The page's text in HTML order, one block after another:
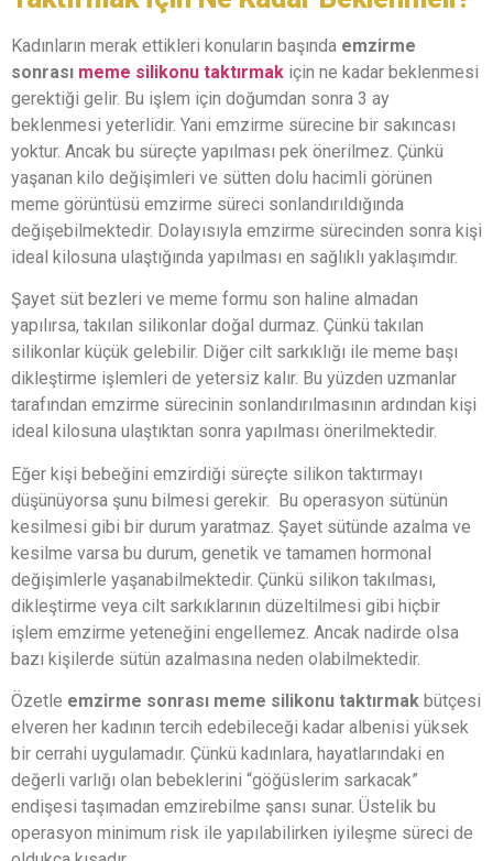
Kadınların merak ettikleri konuların başında emzirme
sonrası meme silikonu taktırmak için ne kadar beklenmesi
gerektiği gelir. Bu işlem için doğumdan sonra 3 ay
beklenmesi yeterlidir. Yani emzirme sürecine bir sakıncası
yoktur. Ancak bu süreçte yapılması pek önerilmez. Çünkü
yaşanan kilo değişimleri ve sütten dolu hacimli görünen
meme görüntüsü emzirme süreci sonlandırıldığında
değişebilmektedir. Dolayısıyla emzirme sürecinden sonra kişi
ideal kilosuna ulaştığında yapılması en sağlıklı yaklaşımdır.
Şayet süt bezleri ve meme formu son haline almadan
yapılırsa, takılan silikonlar doğal durmaz. Çünkü takılan
silikonlar küçük gelebilir. Diğer cilt sarkıklığı ile meme başı
dikleştirme işlemleri de yetersiz kalır. Bu yüzden uzmanlar
tarafından emzirme sürecinin sonlandırılmasının ardından kişi
ideal kilosuna ulaştıktan sonra yapılması önerilmektedir.
Eğer kişi bebeğini emzirdiği süreçte silikon taktırmayı
düşünüyorsa şunu bilmesi gerekir. Bu operasyon sütünün
kesilmesi gibi bir durum yaratmaz. Şayet sütünde azalma ve
kesilme varsa bu durum, genetik ve tamamen hormonal
değişimlerle yaşanabilmektedir. Çünkü silikon takılması,
dikleştirme veya cilt sarkıklarının düzeltilmesi gibi hiçbir
işlem emzirme yeteneğini engellemez. Ancak nadirde olsa
bazı kişilerde sütün azalmasına neden olabilmektedir.
Özetle emzirme sonrası meme silikonu taktırmak bütçesi
elveren her kadının tercih edebileceği kadar albenisi yüksek
bir cerrahi uygulamadır. Çünkü kadınlara, hayatlarındaki en
değerli varlığı olan bebeklerini “göğüslerim sarkacak”
endişesi taşımadan emzirebilme şansı sunar. Üstelik bu
operasyon minimum risk ile yapılabilirken iyileşme süreci de